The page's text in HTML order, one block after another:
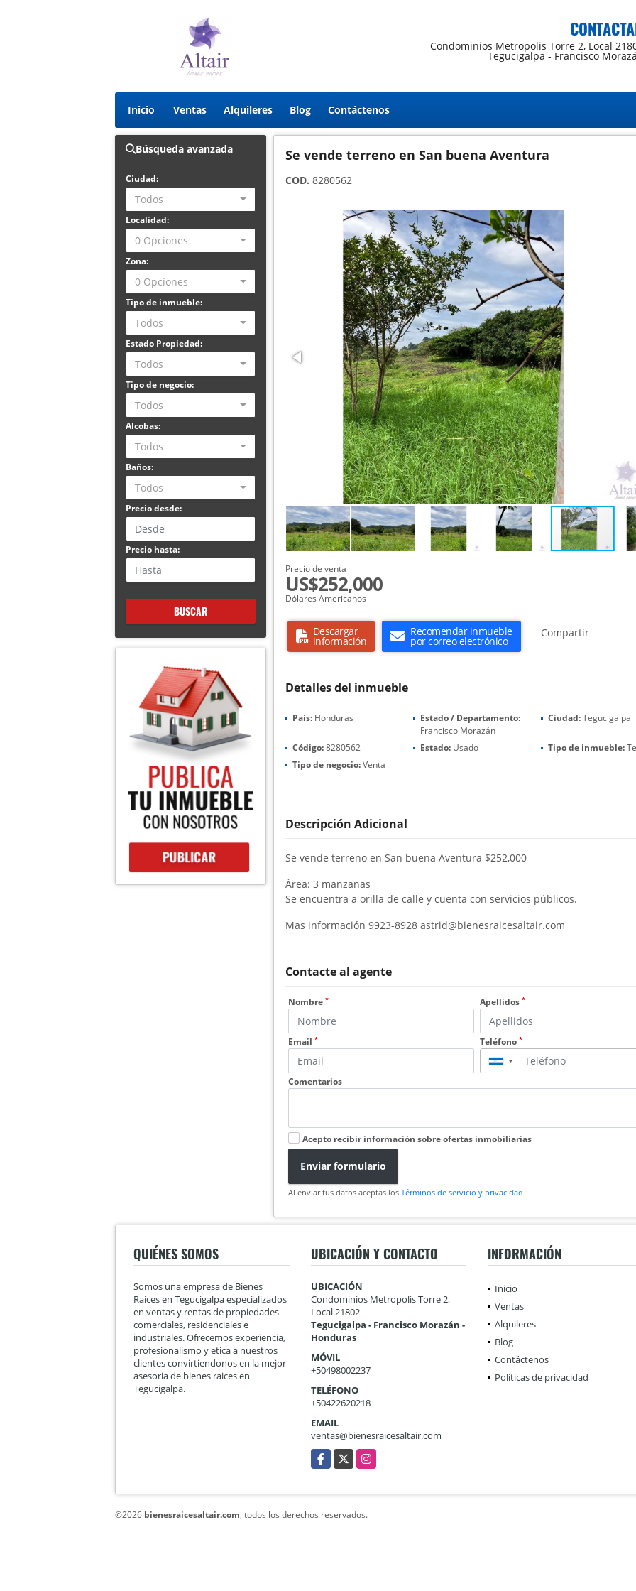
Condominios Metropolis Torre 2, Local
Tegucigalpa - Francisco
Inicio Ventas Alquileres Blog Contáctenos
Búsqueda avanzada
Ciudad:
Todos
Localidad:
0 Opciones
Zona:
0 Opciones
Tipo de inmueble:
Todos
Estado Propiedad:
Todos
Tipo de negocio:
Todos
Alcobas:
Todos
Baños:
Todos
Precio desde:
Precio hasta:
BUSCAR
Se vende terreno en San buena Aventura
COD. 8280562
Precio de venta
US$252,000
Dólares Americanos
Descargar
información
Recomendar inmueble
por correo electrónico
Compartir
Detalles del inmueble
País:Honduras
Estado / Departamento:
Francisco Morazán
Ciudad:Tegucigalpa
Código:8280562 Estado:Usado Tipo de inmueble:
Tipo de negocio:Venta
Descripción Adicional
Se vende terreno en San buena Aventura $252,000
Área: 3 manzanas
Se encuentra a orilla de calle y cuenta con servicios públicos.
Mas información 9923-8928 astrid@bienesraicesaltair.com
Contacte al agente
Nombre * Apellidos *
Email * Teléfono *
▼
Comentarios
Acepto recibir información sobre ofertas inmobiliarias
Enviar formulario
Al enviar tus datos aceptas los Términos de servicio y privacidad
QUIÉNES SOMOS
Somos una empresa de Bienes
Raices en Tegucigalpa especializados
en ventas y rentas de propiedades
comerciales, residenciales e
industriales. Ofrecemos experiencia,
profesionalismo y etica a nuestros
clientes convirtiendonos en la mejor
asesoria de bienes raices en
Tegucigalpa.
UBICACIÓN Y CONTACTO
UBICACIÓN
Condominios Metropolis Torre 2,
Local 21802
Tegucigalpa - Francisco Morazán -
Honduras
MÓVIL
+50498002237
TELÉFONO
+50422620218
EMAIL
ventas@bienesraicesaltair.com
Facebook
X Instagram
INFORMACIÓN
Inicio
Ventas
Alquileres
Blog
Contáctenos
Políticas de privacidad
©2026 bienesraicesaltair.com, todos los derechos reservados.